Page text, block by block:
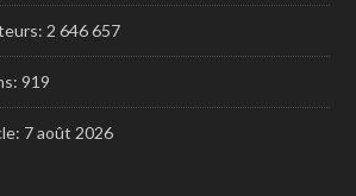
2 646 657
919
7 août 2026